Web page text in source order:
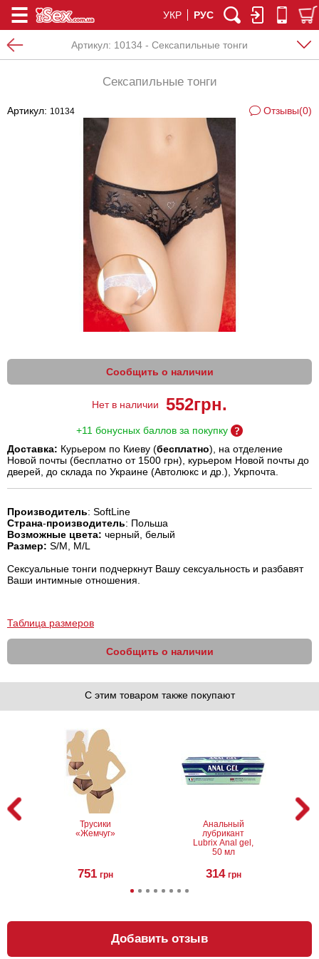
УКР РУС
Артикул: 10134 - Сексапильные тонги
Сексапильные тонги
Артикул: 10134 Отзывы(0)
Сообщить о наличии
Нет в наличии 552грн.
+11 бонусных баллов за покупку
Доставка: Курьером по Киеву (бесплатно), на отделение
Новой почты (бесплатно от 1500 грн), курьером Новой почты до
дверей, до склада по Украине (Автолюкс и др.), Укрпочта.
Производитель: SoftLine
Страна-производитель: Польша
Возможные цвета: черный, белый
Размер: S/M, M/L
Сексуальные тонги подчеркнут Вашу сексуальность и разбавят
Ваши интимные отношения.
Таблица размеров
Сообщить о наличии
С этим товаром также покупают
Трусики
«Жемчуг»
751 грн
Анальный
лубрикант
Lubrix Anal gel,
50 мл
314 грн
Добавить отзыв